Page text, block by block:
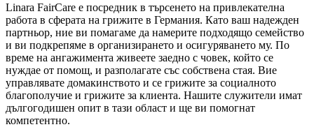
Linara FairCare е посредник в търсенето на привлекателна
работа в сферата на грижите в Германия. Като ваш надежден
партньор, ние ви помагаме да намерите подходящо семейство
и ви подкрепяме в организирането и осигуряването му. По
време на ангажимента живеете заедно с човек, който се
нуждае от помощ, и разполагате със собствена стая. Вие
управлявате домакинството и се грижите за социалното
благополучие и грижите за клиента. Нашите служители имат
дългогодишен опит в тази област и ще ви помогнат
компетентно.